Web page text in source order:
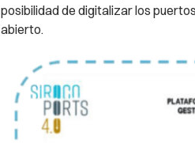
posibilidad de digitalizar los
abierto.